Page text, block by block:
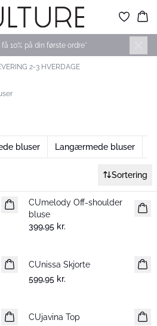
10% på din første ordre*
2-3 HVERDAGE
bluser Langærmede bluser
Sortering
Nyhed
CUmelody Off-shoulder
bluse
399,95 kr.
Nyhed
CUnissa Skjorte
599,95 kr.
Nyhed
CUjavina Top